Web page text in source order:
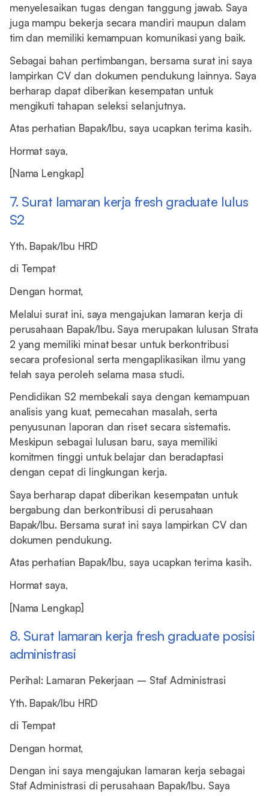
menyelesaikan tugas dengan tanggung jawab. Saya
juga mampu bekerja secara mandiri maupun dalam
tim dan memiliki kemampuan komunikasi yang baik.
Sebagai bahan pertimbangan, bersama surat ini saya
lampirkan CV dan dokumen pendukung lainnya. Saya
berharap dapat diberikan kesempatan untuk
mengikuti tahapan seleksi selanjutnya.
Atas perhatian Bapak/Ibu, saya ucapkan terima kasih.
Hormat saya,
[Nama Lengkap]
7. Surat lamaran kerja fresh graduate lulus
S2
Yth. Bapak/Ibu HRD
di Tempat
Dengan hormat,
Melalui surat ini, saya mengajukan lamaran kerja di
perusahaan Bapak/Ibu. Saya merupakan lulusan Strata
2 yang memiliki minat besar untuk berkontribusi
secara profesional serta mengaplikasikan ilmu yang
telah saya peroleh selama masa studi.
Pendidikan S2 membekali saya dengan kemampuan
analisis yang kuat, pemecahan masalah, serta
penyusunan laporan dan riset secara sistematis.
Meskipun sebagai lulusan baru, saya memiliki
komitmen tinggi untuk belajar dan beradaptasi
dengan cepat di lingkungan kerja.
Saya berharap dapat diberikan kesempatan untuk
bergabung dan berkontribusi di perusahaan
Bapak/Ibu. Bersama surat ini saya lampirkan CV dan
dokumen pendukung.
Atas perhatian Bapak/Ibu, saya ucapkan terima kasih.
Hormat saya,
[Nama Lengkap]
8. Surat lamaran kerja fresh graduate posisi
administrasi
Perihal: Lamaran Pekerjaan – Staf Administrasi
Yth. Bapak/Ibu HRD
di Tempat
Dengan hormat,
Dengan ini saya mengajukan lamaran kerja sebagai
Staf Administrasi di perusahaan Bapak/Ibu. Saya